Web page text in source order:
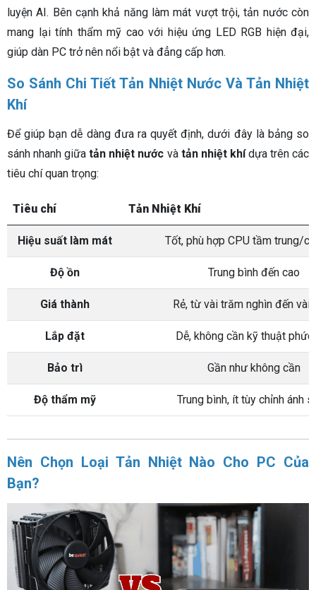
luyện AI. Bên cạnh khả năng làm mát vượt trội, tản nước còn
mang lại tính thẩm mỹ cao với hiệu ứng LED RGB hiện đại,
giúp dàn PC trở nên nổi bật và đẳng cấp hơn.
So Sánh Chi Tiết Tản Nhiệt Nước Và Tản Nhiệt
Khí
Để giúp bạn dễ dàng đưa ra quyết định, dưới đây là bảng so
sánh nhanh giữatản nhiệt nước và tản nhiệt khídựa trên các
tiêu chí quan trọng:
Tiêu chí Tản Nhiệt Khí
Hiệu suất làm mát Tốt, phù hợp CPU tầm trung/
Độ ồn Trung bình đến cao
Giá thành Rẻ, từ vài trăm nghìn đến vài
Lắp đặt Dễ, không cần kỹ thuật
Bảo trì Gần như không cần
Độ thẩm mỹ Trung bình, ít tùy chỉnh ánh
Nên Chọn Loại Tản Nhiệt Nào Cho PC Của
Bạn?